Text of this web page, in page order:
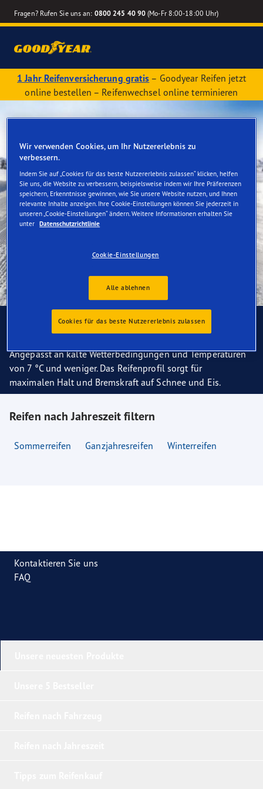
Fragen? Rufen Sie uns an: 0800 245 40 90 (Mo-Fr 8:00-18:00 Uhr)
1 Jahr Reifenversicherung gratis – Goodyear Reifen jetzt
online bestellen – Reifenwechsel online terminieren
Winterreifen
Angepasst an kalte Wetterbedingungen und Temperaturen
von 7 °C und weniger. Das Reifenprofil sorgt für
maximalen Halt und Bremskraft auf Schnee und Eis.
Reifen nach Jahreszeit filtern
Sommerreifen Ganzjahresreifen Winterreifen
Kontaktieren Sie uns
FAQ
Wir verwenden Cookies, um Ihr Nutzererlebnis zu
verbessern.
Indem Sie auf „Cookies für das beste Nutzererlebnis zulassen“ klicken, helfen
Sie uns, die Website zu verbessern, beispielsweise indem wir Ihre Präferenzen
speichern, Erkenntnisse gewinnen, wie Sie unsere Website nutzen, und Ihnen
relevante Inhalte anzeigen. Ihre Cookie-Einstellungen können Sie jederzeit in
unseren „Cookie-Einstellungen“ ändern. Weitere Informationen erhalten Sie
unter Datenschutzrichtlinie
Cookie-Einstellungen
Alle ablehnen
Cookies für das beste Nutzererlebnis zulassen